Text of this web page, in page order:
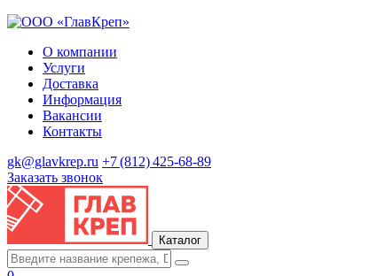
О компании
Услуги
Доставка
Информация
Вакансии
Контакты
gk@glavkrep.ru +7 (812) 425-68-89
Заказать звонок
Каталог